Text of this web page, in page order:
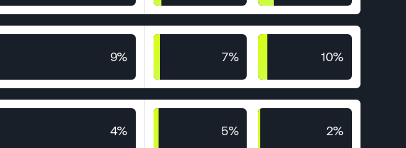
9% 7% 10%
4% 5% 2%